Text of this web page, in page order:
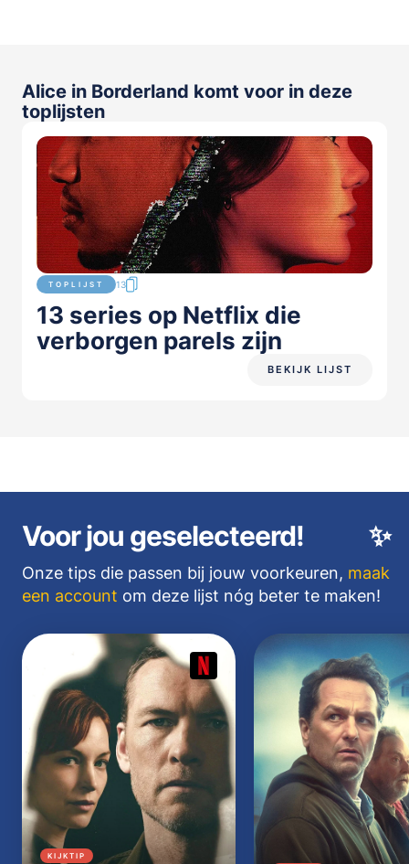
Alice in Borderland komt voor in deze
toplijsten
TOPLIJST 13
13 series op Netflix die
verborgen parels zijn
BEKIJK LIJST
✨
Voor jou geselecteerd!
Onze tips die passen bij jouw voorkeuren, maak
een account om deze lijst nóg beter te maken!
KIJKTIP